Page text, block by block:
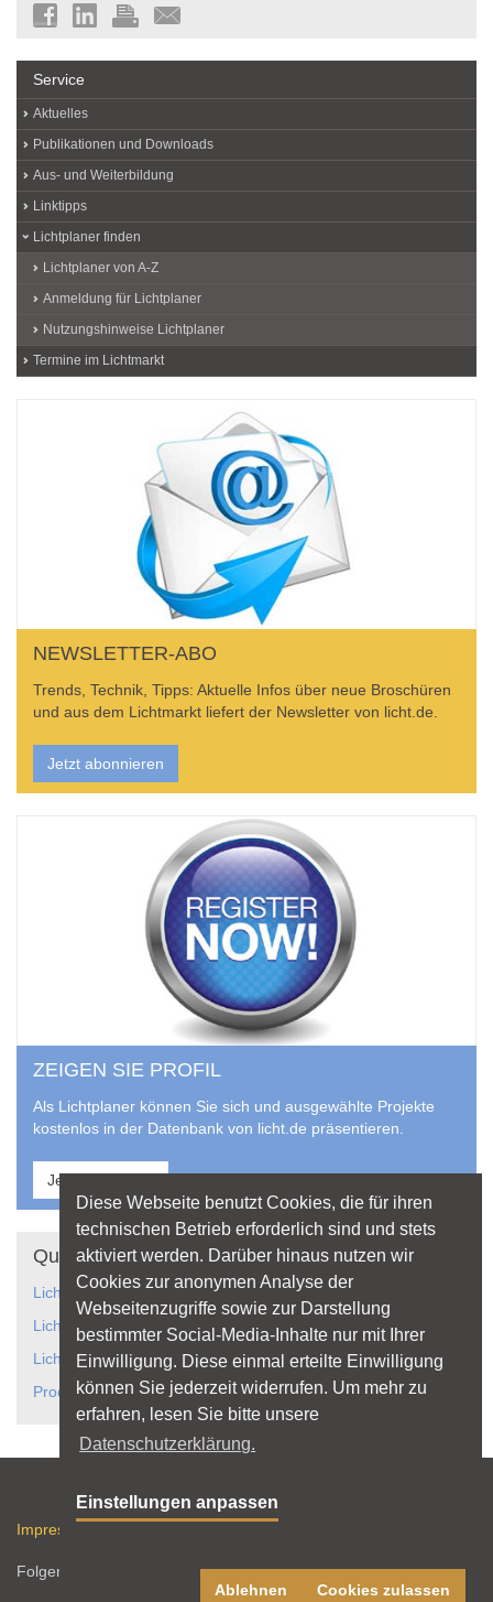
Service
Aktuelles
Publikationen und Downloads
Aus- und Weiterbildung
Linktipps
Lichtplaner finden
Lichtplaner von A-Z
Anmeldung für Lichtplaner
Nutzungshinweise Lichtplaner
Termine im Lichtmarkt
NEWSLETTER-ABO
Trends, Technik, Tipps: Aktuelle Infos über neue Broschüren
und aus dem Lichtmarkt liefert der Newsletter von licht.de.
Jetzt abonnieren
ZEIGEN SIE PROFIL
Als Lichtplaner können Sie sich und ausgewählte Projekte
kostenlos in der Datenbank von licht.de präsentieren.
Jetzt anmelden
Quicklinks
Lichtanwendungen
Lichtplanung
Licht gestaltet Räume
Produkte und Hersteller
Impressum
Folgen Sie licht.de:
Diese Webseite benutzt Cookies, die für ihren
technischen Betrieb erforderlich sind und stets
aktiviert werden. Darüber hinaus nutzen wir
Cookies zur anonymen Analyse der
Webseitenzugriffe sowie zur Darstellung
bestimmter Social-Media-Inhalte nur mit Ihrer
Einwilligung. Diese einmal erteilte Einwilligung
können Sie jederzeit widerrufen. Um mehr zu
erfahren, lesen Sie bitte unsere
Datenschutzerklärung.
Einstellungen anpassen
Cookies zulassen
Ablehnen